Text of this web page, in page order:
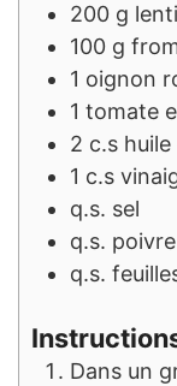
200 g
100 g
1 oignon
1 tomate
2 c.s
1 c.s
q.s. sel
q.s. poivre
q.s.
Dans un